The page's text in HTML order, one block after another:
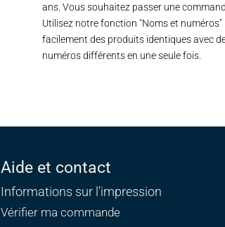
ans. Vous souhaitez passer une
Utilisez notre fonction "Noms et
facilement des produits identiques avec
numéros différents en une seule fois.
Aide et contact
Informations sur l'impression
Vérifier ma commande